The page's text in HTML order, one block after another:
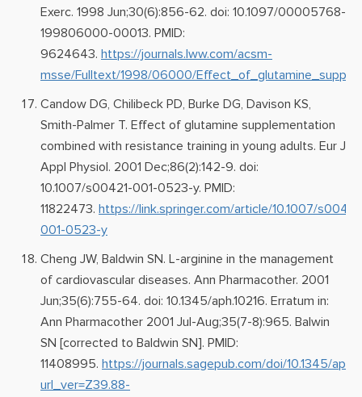
Exerc. 1998 Jun;30(6):856-62. doi: 10.1097/00005768-
199806000-00013. PMID:
9624643. https://journals.lww.com/acsm-
msse/Fulltext/1998/06000/
Candow DG, Chilibeck PD, Burke DG, Davison KS,
Smith-Palmer T. Effect of glutamine supplementation
combined with resistance training in young adults. Eur J
Appl Physiol. 2001 Dec;86(2):142-9. doi:
10.1007/s00421-001-0523-y. PMID:
11822473. https://link.springer.com/article/10.1007/
001-0523-y
Cheng JW, Baldwin SN. L-arginine in the management
of cardiovascular diseases. Ann Pharmacother. 2001
Jun;35(6):755-64. doi: 10.1345/aph.10216. Erratum in:
Ann Pharmacother 2001 Jul-Aug;35(7-8):965. Balwin
SN [corrected to Baldwin SN]. PMID:
11408995. https://journals.sagepub.com/doi/10.1345/
url_ver=Z39.88-